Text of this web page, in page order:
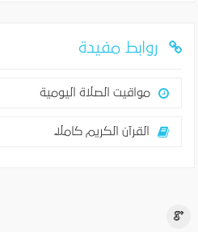
روابط مفيدة
مواقيت الصلاة اليومية
القرآن الكريم كاملاً